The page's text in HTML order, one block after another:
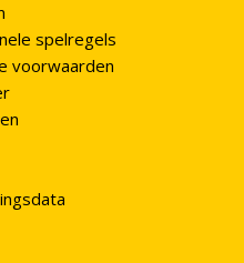
spelregels
voorwaarden